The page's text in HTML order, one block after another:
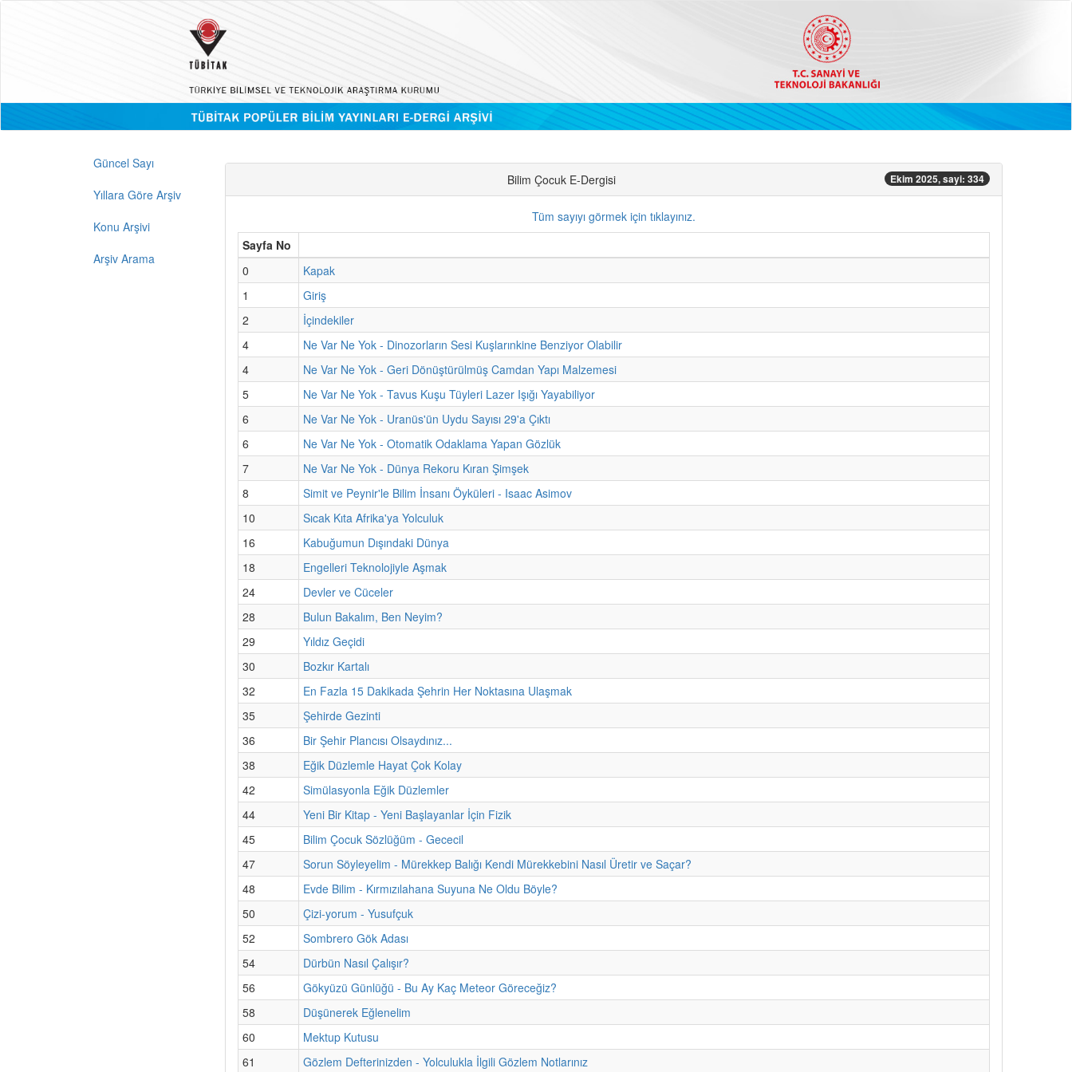
Güncel Sayı
Yıllara Göre Arşiv
Konu Arşivi
Arşiv Arama
Bilim Çocuk E-Dergisi Ekim 2025, sayi: 334
Tüm sayıyı görmek için tıklayınız.
Sayfa No
0
Kapak
1
Giriş
2
İçindekiler
4
Ne Var Ne Yok - Dinozorların Sesi Kuşlarınkine Benziyor Olabilir
4
Ne Var Ne Yok - Geri Dönüştürülmüş Camdan Yapı Malzemesi
5
Ne Var Ne Yok - Tavus Kuşu Tüyleri Lazer Işığı Yayabiliyor
6
Ne Var Ne Yok - Uranüs'ün Uydu Sayısı 29'a Çıktı
6
Ne Var Ne Yok - Otomatik Odaklama Yapan Gözlük
7
Ne Var Ne Yok - Dünya Rekoru Kıran Şimşek
8
Simit ve Peynir'le Bilim İnsanı Öyküleri - Isaac Asimov
10
Sıcak Kıta Afrika'ya Yolculuk
16
Kabuğumun Dışındaki Dünya
18
Engelleri Teknolojiyle Aşmak
24
Devler ve Cüceler
28
Bulun Bakalım, Ben Neyim?
29
Yıldız Geçidi
30
Bozkır Kartalı
32
En Fazla 15 Dakikada Şehrin Her Noktasına Ulaşmak
35
Şehirde Gezinti
36
Bir Şehir Plancısı Olsaydınız...
38
Eğik Düzlemle Hayat Çok Kolay
42
Simülasyonla Eğik Düzlemler
44
Yeni Bir Kitap - Yeni Başlayanlar İçin Fizik
45
Bilim Çocuk Sözlüğüm - Gececil
47
Sorun Söyleyelim - Mürekkep Balığı Kendi Mürekkebini Nasıl Üretir ve Saçar?
48
Evde Bilim - Kırmızılahana Suyuna Ne Oldu Böyle?
50
Çizi-yorum - Yusufçuk
52
Sombrero Gök Adası
54
Dürbün Nasıl Çalışır?
56
Gökyüzü Günlüğü - Bu Ay Kaç Meteor Göreceğiz?
58
Düşünerek Eğlenelim
60
Mektup Kutusu
61
Gözlem Defterinizden - Yolculukla İlgili Gözlem Notlarınız